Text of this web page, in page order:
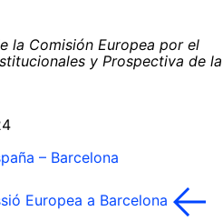
la Comisión Europea por el
y Prospectiva de la
– Barcelona
Europea a Barcelona